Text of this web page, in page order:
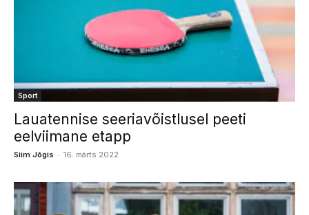
Sport
Lauatennise seeriavõistlusel peeti
eelviimane etapp
Siim Jõgis - 16. märts 2022